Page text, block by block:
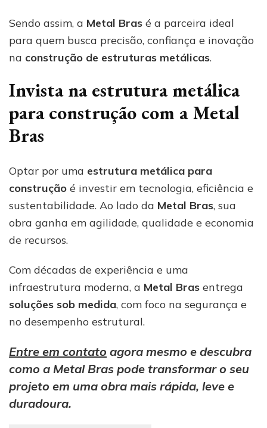
Sendo assim, a Metal Bras é a parceira ideal
para quem busca precisão, confiança e inovação
na construção de estruturas metálicas.
Invista na estrutura metálica
para construção com a Metal
Bras
Optar por uma estrutura metálica para
construção é investir em tecnologia, eficiência e
sustentabilidade. Ao lado da Metal Bras, sua
obra ganha em agilidade, qualidade e economia
de recursos.
Com décadas de experiência e uma
infraestrutura moderna, a Metal Bras entrega
soluções sob medida, com foco na segurança e
no desempenho estrutural.
Entre em contato agora mesmo e descubra
como a Metal Bras pode transformar o seu
projeto em uma obra mais rápida, leve e
duradoura.